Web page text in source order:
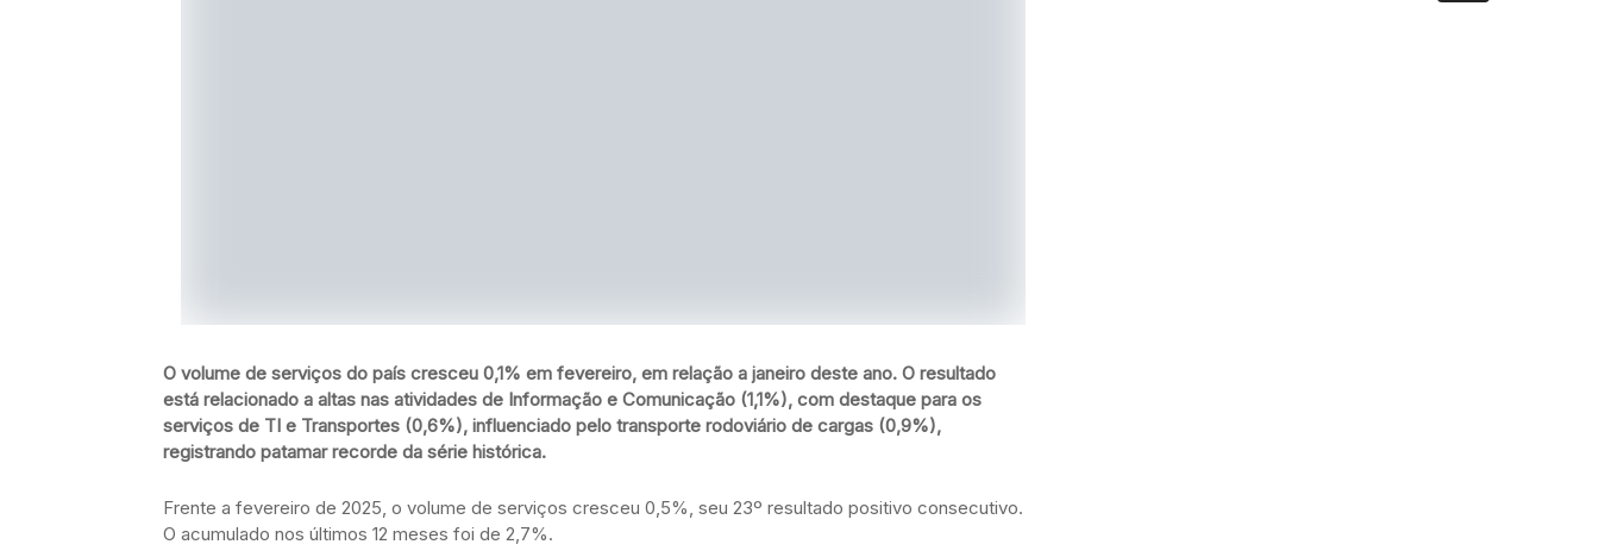
O volume de serviços do país cresceu 0,1% em fevereiro, em relação a janeiro deste ano. O resultado
está relacionado a altas nas atividades de Informação e Comunicação (1,1%), com destaque para os
serviços de TI e Transportes (0,6%), influenciado pelo transporte rodoviário de cargas (0,9%),
registrando patamar recorde da série histórica.
Frente a fevereiro de 2025, o volume de serviços cresceu 0,5%, seu 23º resultado positivo consecutivo.
O acumulado nos últimos 12 meses foi de 2,7%.